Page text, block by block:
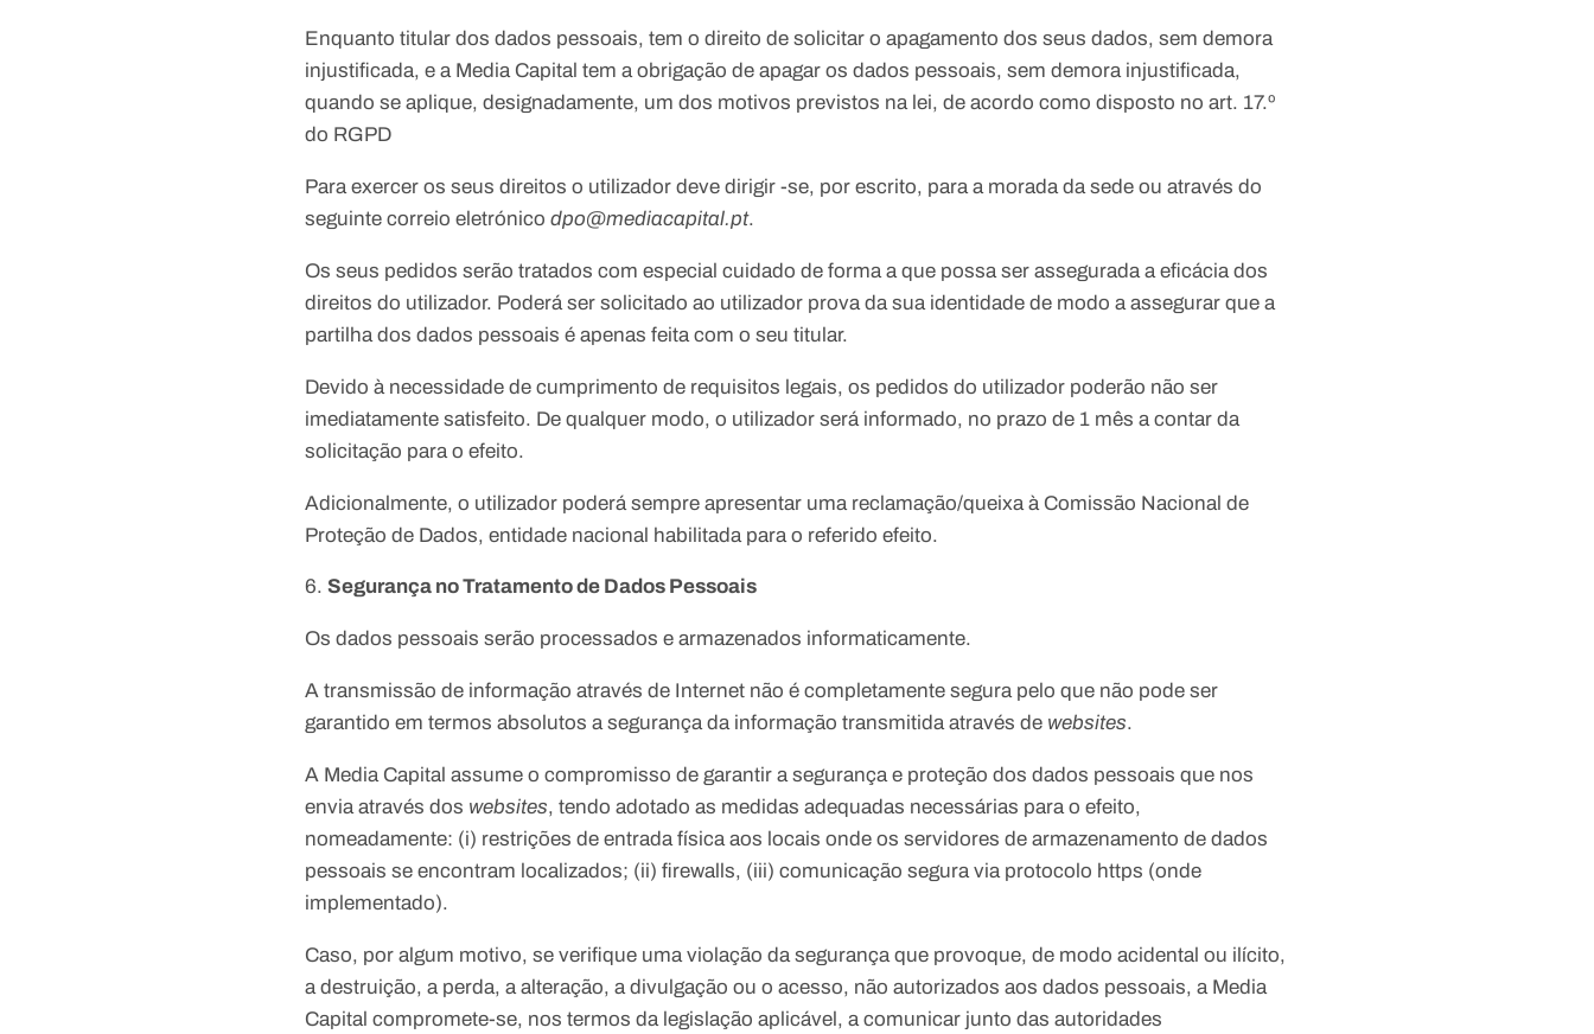
Enquanto titular dos dados pessoais, tem o direito de solicitar o apagamento dos seus dados, sem demora
injustificada, e a Media Capital tem a obrigação de apagar os dados pessoais, sem demora injustificada,
quando se aplique, designadamente, um dos motivos previstos na lei, de acordo como disposto no art. 17.º
do RGPD
Para exercer os seus direitos o utilizador deve dirigir -se, por escrito, para a morada da sede ou através do
seguinte correio eletrónico dpo@mediacapital.pt.
Os seus pedidos serão tratados com especial cuidado de forma a que possa ser assegurada a eficácia dos
direitos do utilizador. Poderá ser solicitado ao utilizador prova da sua identidade de modo a assegurar que a
partilha dos dados pessoais é apenas feita com o seu titular.
Devido à necessidade de cumprimento de requisitos legais, os pedidos do utilizador poderão não ser
imediatamente satisfeito. De qualquer modo, o utilizador será informado, no prazo de 1 mês a contar da
solicitação para o efeito.
Adicionalmente, o utilizador poderá sempre apresentar uma reclamação/queixa à Comissão Nacional de
Proteção de Dados, entidade nacional habilitada para o referido efeito.
Segurança no Tratamento de Dados Pessoais
Os dados pessoais serão processados e armazenados informaticamente.
A transmissão de informação através de Internet não é completamente segura pelo que não pode ser
garantido em termos absolutos a segurança da informação transmitida através de websites.
A Media Capital assume o compromisso de garantir a segurança e proteção dos dados pessoais que nos
envia através dos websites, tendo adotado as medidas adequadas necessárias para o efeito,
nomeadamente: (i) restrições de entrada física aos locais onde os servidores de armazenamento de dados
pessoais se encontram localizados; (ii) firewalls, (iii) comunicação segura via protocolo https (onde
implementado).
Caso, por algum motivo, se verifique uma violação da segurança que provoque, de modo acidental ou ilícito,
a destruição, a perda, a alteração, a divulgação ou o acesso, não autorizados aos dados pessoais, a Media
Capital compromete-se, nos termos da legislação aplicável, a comunicar junto das autoridades